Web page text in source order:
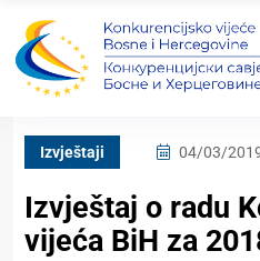
Izvještaji 04/03/
Izvještaj o radu
vijeća BiH za